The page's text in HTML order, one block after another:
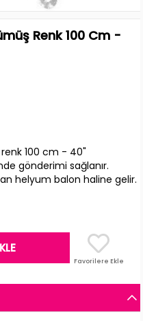
Renk 100 Cm -
100 cm - 40"
gönderimi sağlanır.
helyum balon haline gelir.
Favorilere Ekle